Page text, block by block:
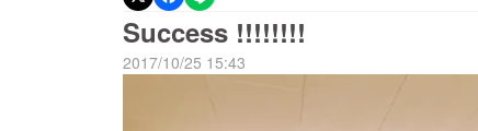
い＾＾ Dr.柏倉隆史、Ba.4106xxx、Ba.佐塚
す！！！ 次は11/13〜16に群馬県の高崎市まで行ってきます！ では、また！！！ MAYUMI
YAMAZAKI
Success !!!!!!!!
2017/10/25 15:43